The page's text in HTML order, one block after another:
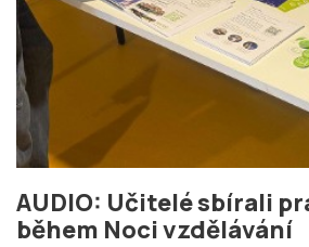
AUDIO: Učitelé sbírali
během Noci vzdělávání